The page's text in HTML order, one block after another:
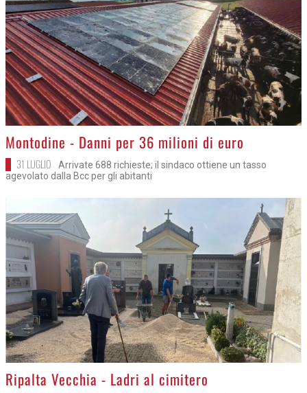
>Montodine - Danni per 36 milioni di euro
31 LUGLIO
Arrivate 688 richieste; il sindaco ottiene un tasso
agevolato dalla Bcc per gli abitanti
>
Ripalta Vecchia - Ladri al cimitero